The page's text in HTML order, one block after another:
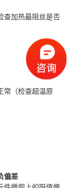
查加热最阻丝是否
常（检查超温原
偏差